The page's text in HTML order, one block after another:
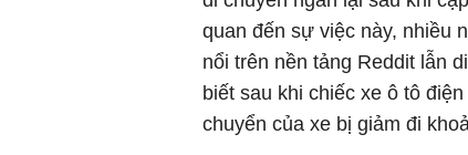
quan đến sự việc này, nhiều
nổi trên nền tảng Reddit lẫn
biết sau khi chiếc xe ô tô
chuyển của xe bị giảm đi